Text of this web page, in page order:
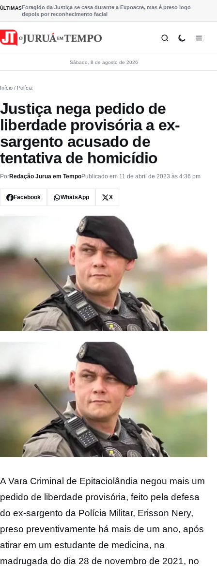
Pular para o conteúdo
ÚLTIMASForagido da Justiça se casa durante a Expoacre, mas é preso logo
depois por reconhecimento facial
Sábado, 8 de agosto de 2026
Início / Polícia
Justiça nega pedido de
liberdade provisória a ex-
sargento acusado de
tentativa de homicídio
PorRedação Jurua em TempoPublicado em 11 de abril de 2023 às 4:36 pm
Facebook WhatsApp X
A Vara Criminal de Epitaciolândia negou mais um
pedido de liberdade provisória, feito pela defesa
do ex-sargento da Polícia Militar, Erisson Nery,
preso preventivamente há mais de um ano, após
atirar em um estudante de medicina, na
madrugada do dia 28 de novembro de 2021, no